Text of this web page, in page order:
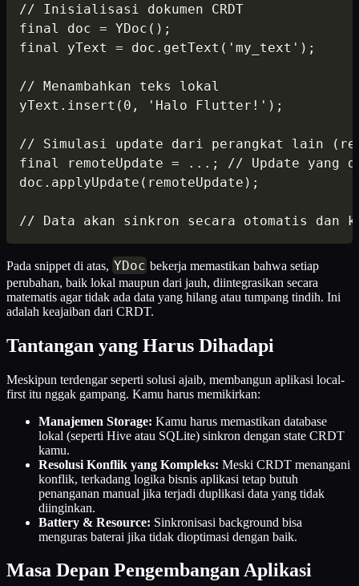
// Inisialisasi dokumen CRDT
final doc = YDoc();
final yText = doc.getText('my_text');
// Menambahkan teks lokal
yText.insert(0, 'Halo Flutter!');
// Simulasi update dari perangkat lain
final remoteUpdate = ...; // Update yang
doc.applyUpdate(remoteUpdate);
// Data akan sinkron secara otomatis dan
Pada snippet di atas, YDoc bekerja memastikan bahwa setiap
perubahan, baik lokal maupun dari jauh, diintegrasikan secara
matematis agar tidak ada data yang hilang atau tumpang tindih. Ini
adalah keajaiban dari CRDT.
Tantangan yang Harus Dihadapi
Meskipun terdengar seperti solusi ajaib, membangun aplikasi local-
first itu nggak gampang. Kamu harus memikirkan:
Manajemen Storage: Kamu harus memastikan database
lokal (seperti Hive atau SQLite) sinkron dengan state CRDT
kamu.
Resolusi Konflik yang Kompleks: Meski CRDT menangani
konflik, terkadang logika bisnis aplikasi tetap butuh
penanganan manual jika terjadi duplikasi data yang tidak
diinginkan.
Battery & Resource: Sinkronisasi background bisa
menguras baterai jika tidak dioptimasi dengan baik.
Masa Depan Pengembangan Aplikasi